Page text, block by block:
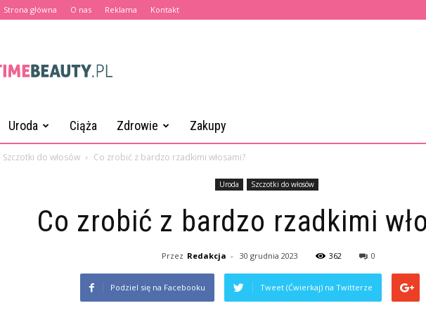
Strona główna O nas Reklama Kontakt
Uroda Ciąża Zdrowie Zakupy
Szczotki do włosów Co zrobić z bardzo rzadkimi włosami?
Uroda Szczotki do włosów
Co zrobić z bardzo rzadkimi
Przez Redakcja - 30 grudnia 2023 362 0
Podziel się na Facebooku Tweet (Ćwierkaj) na Twitterze